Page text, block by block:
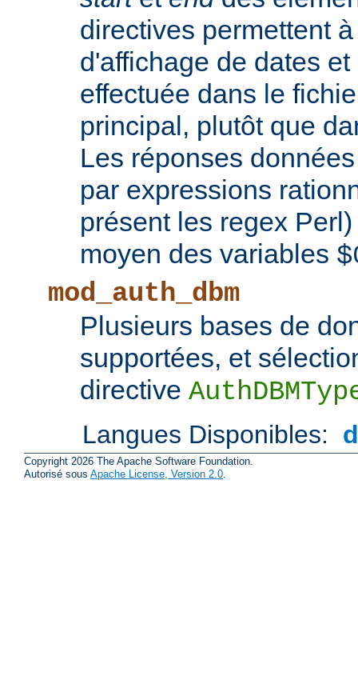
directives permettent
d'affichage de dates
effectuée dans le
principal, plutôt que
Les réponses
par expressions
présent les regex
moyen des variables
mod_auth_dbm
Plusieurs bases de
supportées, et
directive
Langues Disponibles:
Copyright 2026 The Apache Software Foundation.
Autorisé sous Apache License, Version 2.0.